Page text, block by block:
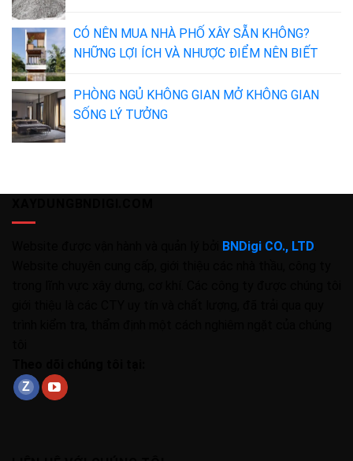
CÓ NÊN MUA NHÀ PHỐ XÂY SẴN KHÔNG?
NHỮNG LỢI ÍCH VÀ NHƯỢC ĐIỂM NÊN BIẾT
PHÒNG NGỦ KHÔNG GIAN MỞ KHÔNG GIAN
SỐNG LÝ TƯỞNG
BNDigi CO., LTD